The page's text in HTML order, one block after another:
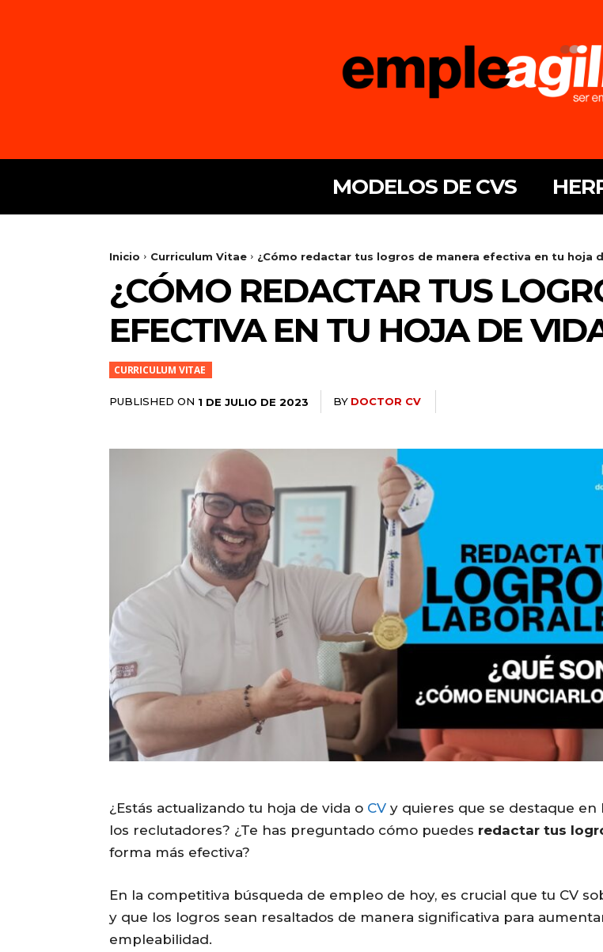
MODELOS DE CVS
Inicio Curriculum Vitae ¿Cómo redactar tus logros de manera efectiva en tu hoja
¿CÓMO REDACTAR TUS
EFECTIVA EN TU HOJA DE
CURRICULUM VITAE
PUBLISHED ON 1 DE JULIO DE 2023 BY DOCTOR CV
¿Estás actualizando tu hoja de vida o CV y quieres que se destaque en
los reclutadores? ¿Te has preguntado cómo puedes redactar tus
forma más efectiva?
En la competitiva búsqueda de empleo de hoy, es crucial que tu CV
y que los logros sean resaltados de manera significativa para
empleabilidad.